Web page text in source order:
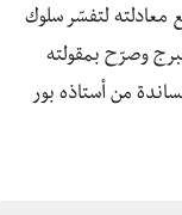
معادلته لتفسّر سلوك
وصرّح بمقولته
من أستاذه بور